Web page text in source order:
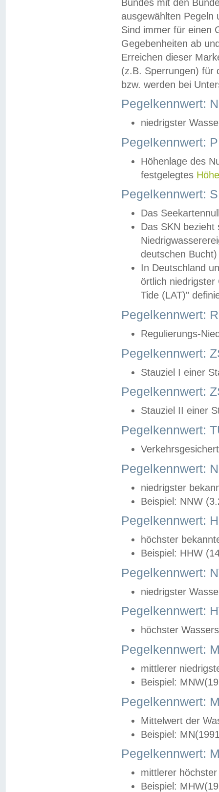
Bundes mit den
ausgewählten
Sind immer für einen
Gegebenheiten ab
Erreichen dieser
(z.B. Sperrungen) für
bzw. werden bei
Pegelkennwert:
niedrigster
Pegelkennwert:
Höhenlage des
festgelegtes
Pegelkennwert:
Das
Das SKN
deutschen
In Deutschland
örtlich
Tide (LAT)"
Pegelkennwert:
Regulierungs-
Pegelkennwert:
Stauziel I einer
Pegelkennwert:
Stauziel II einer
Pegelkennwert:
Pegelkennwert:
niedrigster
Beispiel: NNW
Pegelkennwert:
höchster
Beispiel: HHW
Pegelkennwert:
niedrigster
Pegelkennwert:
höchster
Pegelkennwert:
mittlerer
Beispiel:
Pegelkennwert:
Mittelwert der
Beispiel:
Pegelkennwert:
mittlerer
Beispiel: